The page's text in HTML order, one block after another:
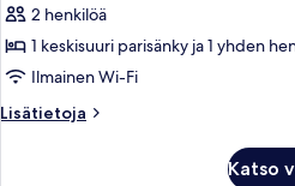
Kahden
hengen
superior-
huone,
terassi
2 henkilöä
1 keskisuuri parisänky ja 1 yhden
Ilmainen Wi-Fi
Lisätietoja
Lisätietoja
Katso